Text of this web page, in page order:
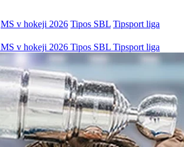
MS v hokeji 2026 Tipos SBL Tipsport liga
MS v hokeji 2026 Tipos SBL Tipsport liga